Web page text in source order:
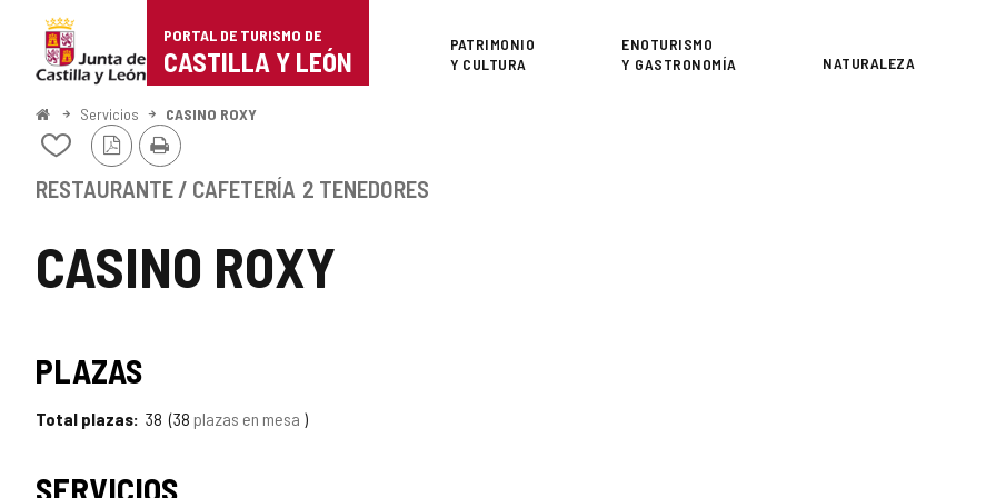
Portal
de
Turismo
Castilla
León
PORTAL DE TURISMO DE
CASTILLA Y LEÓN
Superior
PATRIMONIO
Y CULTURA
ENOTURISMO
Y GASTRONOMÍA
NATURALEZA
InicioServicios CASINO ROXY
CASINO ROXY
Añadir/quitar
mis
Versión
PDF
Imprimir
RESTAURANTE / CAFETERÍA 2 TENEDORES
PLAZAS
Total plazas 38 38 plazas en mesa
SERVICIOS